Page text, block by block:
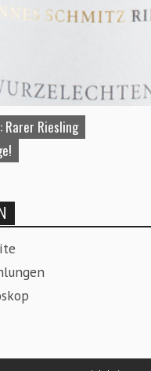
Chardonnay vom